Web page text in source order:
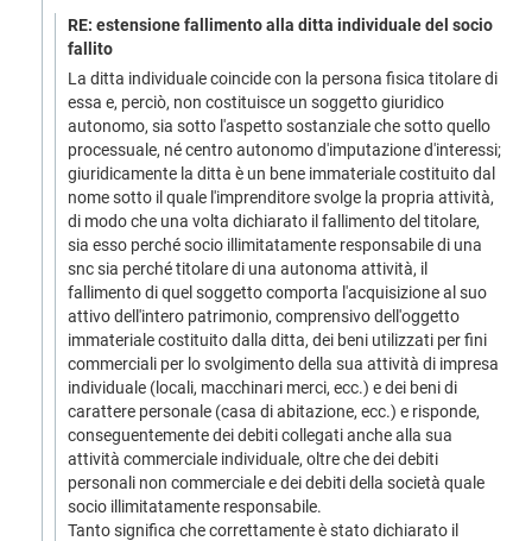
RE: estensione fallimento alla ditta individuale del socio
fallito
La ditta individuale coincide con la persona fisica titolare di
essa e, perciò, non costituisce un soggetto giuridico
autonomo, sia sotto l'aspetto sostanziale che sotto quello
processuale, né centro autonomo d'imputazione d'interessi;
giuridicamente la ditta è un bene immateriale costituito dal
nome sotto il quale l'imprenditore svolge la propria attività,
di modo che una volta dichiarato il fallimento del titolare,
sia esso perché socio illimitatamente responsabile di una
snc sia perché titolare di una autonoma attività, il
fallimento di quel soggetto comporta l'acquisizione al suo
attivo dell'intero patrimonio, comprensivo dell'oggetto
immateriale costituito dalla ditta, dei beni utilizzati per fini
commerciali per lo svolgimento della sua attività di impresa
individuale (locali, macchinari merci, ecc.) e dei beni di
carattere personale (casa di abitazione, ecc.) e risponde,
conseguentemente dei debiti collegati anche alla sua
attività commerciale individuale, oltre che dei debiti
personali non commerciale e dei debiti della società quale
socio illimitatamente responsabile.
Tanto significa che correttamente è stato dichiarato il